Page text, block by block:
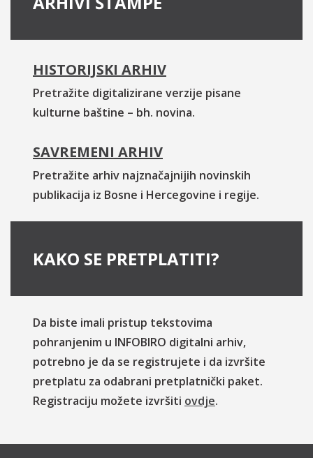
HISTORIJSKI ARHIV
Pretražite digitalizirane verzije pisane
kulturne baštine – bh. novina.
SAVREMENI ARHIV
Pretražite arhiv najznačajnijih novinskih
publikacija iz Bosne i Hercegovine i regije.
KAKO SE PRETPLATITI?
Da biste imali pristup tekstovima
pohranjenim u INFOBIRO digitalni arhiv,
potrebno je da se registrujete i da izvršite
pretplatu za odabrani pretplatnički paket.
Registraciju možete izvršiti ovdje.